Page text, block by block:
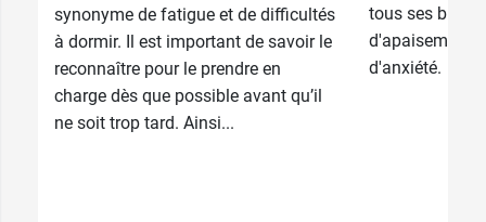
synonyme de fatigue et de difficultés
à dormir. Il est important de savoir le
reconnaître pour le prendre en
charge dès que possible avant qu’il
ne soit trop tard. Ainsi...
tous ses
d'apaisement
d'anxiété.